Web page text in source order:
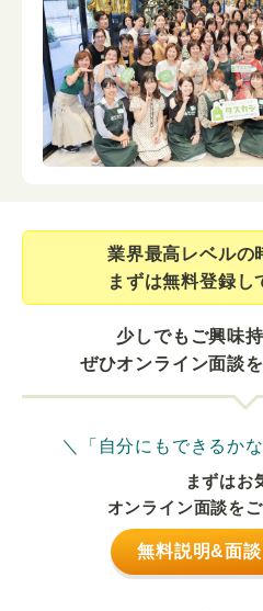
業界最⾼レベルの
まずは無料登録し
少しでもご興味
ぜひオンライン面談
＼「自分にもできるか
まずはお
オンライン面談を
無料説明&面